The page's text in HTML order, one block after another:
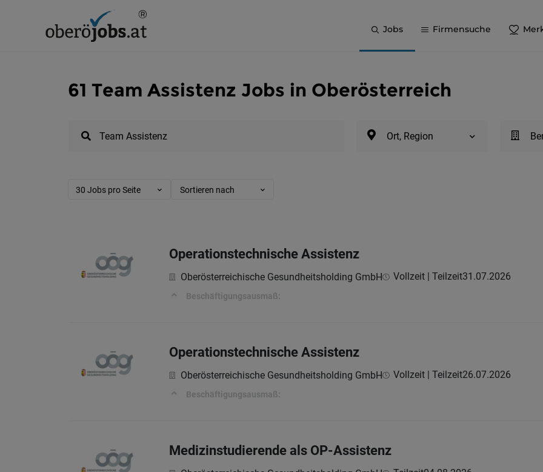
Jobs Firmensuche
61 Team Assistenz Jobs in Oberösterreich
Ort, Region
30 Jobs pro Seite Sortieren nach
Operationstechnische Assistenz
Oberösterreichische Gesundheitsholding GmbH Vollzeit | Teilzeit31.07.2026
Beschäftigungsausmaß:
Operationstechnische Assistenz
Oberösterreichische Gesundheitsholding GmbH Vollzeit | Teilzeit26.07.2026
Beschäftigungsausmaß:
Medizinstudierende als OP-Assistenz